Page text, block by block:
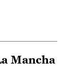
Mancha